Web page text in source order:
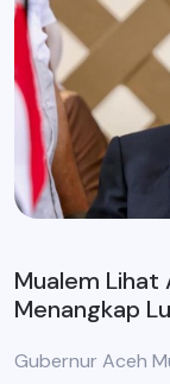
Mualem Lihat
Menangkap
Gubernur Aceh